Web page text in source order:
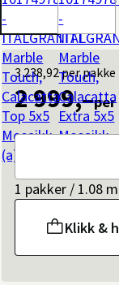
3 238,92per pakke
2 999,–per
1 pakker / 1.08
Klikk &